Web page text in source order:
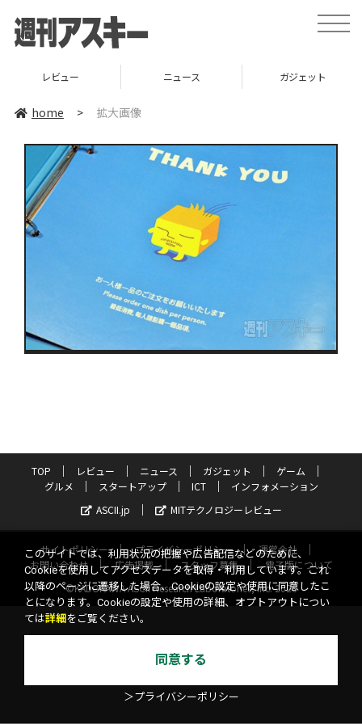
toggle
レビュー ニュース ガジェット
home > 拡大画像
TOP レビュー ニュース ガジェット
ゲーム
グルメ
スタートアップ ICT
インフォメーション
ASCII.jp
MITテクノロジーレビュー
サイトポリシー プライバシーポリシー
運営会社
お問い合わせ
広告掲載 スタッフ募集
電子版について
©KADOKAWA ASCII Research Laboratories, Inc. 2026
このサイトでは、利用状況の把握や広告配信などのために、
Cookieを使用してアクセスデータを取得・利用しています。これ
以降のページに遷移した場合、Cookieの設定や使用に同意したこ
とになります。Cookieの設定や使用の詳細、オプトアウトについ
ては詳細 をご覧ください。
同意する
＞プライバシーポリシー